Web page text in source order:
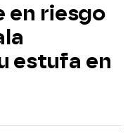
en riesgo
estufa en